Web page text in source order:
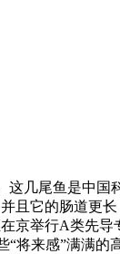
几尾鱼是中国
且它的肠道更
京举行A类先导
来感”满满的